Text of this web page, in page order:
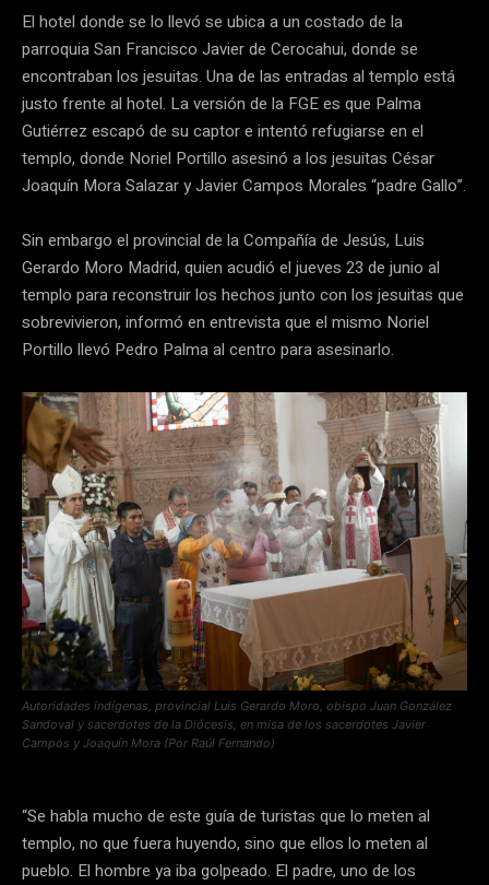
El hotel donde se lo llevó se ubica a un costado de la
parroquia San Francisco Javier de Cerocahui, donde se
encontraban los jesuitas. Una de las entradas al templo está
justo frente al hotel. La versión de la FGE es que Palma
Gutiérrez escapó de su captor e intentó refugiarse en el
templo, donde Noriel Portillo asesinó a los jesuitas César
Joaquín Mora Salazar y Javier Campos Morales “padre Gallo”.
Sin embargo el provincial de la Compañía de Jesús, Luis
Gerardo Moro Madrid, quien acudió el jueves 23 de junio al
templo para reconstruir los hechos junto con los jesuitas que
sobrevivieron, informó en entrevista que el mismo Noriel
Portillo llevó Pedro Palma al centro para asesinarlo.
Autoridades indígenas, provincial Luis Gerardo Moro, obispo Juan González
Sandoval y sacerdotes de la Diócesis, en misa de los sacerdotes Javier
Campos y Joaquín Mora (Por Raúl Fernando)
“Se habla mucho de este guía de turistas que lo meten al
templo, no que fuera huyendo, sino que ellos lo meten al
pueblo. El hombre ya iba golpeado. El padre, uno de los